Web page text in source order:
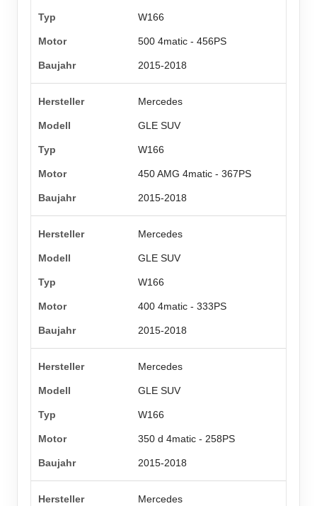
W166
500 4matic - 456PS
2015-2018
Mercedes
GLE SUV
W166
450 AMG 4matic - 367PS
2015-2018
Mercedes
GLE SUV
W166
400 4matic - 333PS
2015-2018
Mercedes
GLE SUV
W166
350 d 4matic - 258PS
2015-2018
Mercedes